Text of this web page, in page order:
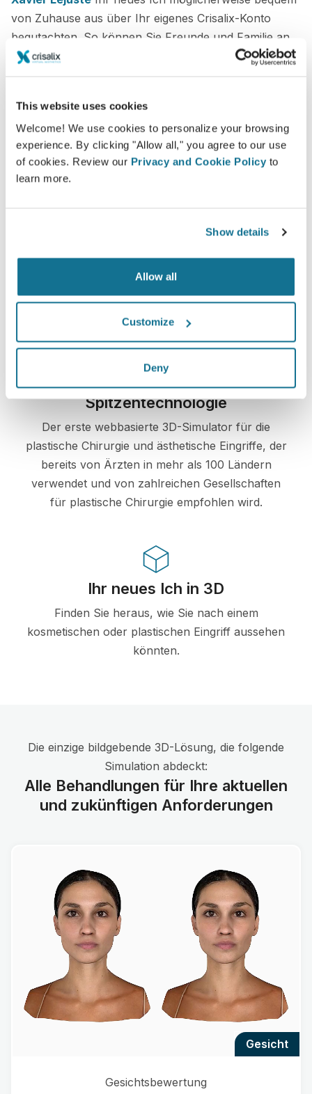
This website uses cookies
Welcome! We use cookies to personalize your browsing
experience. By clicking "Allow all," you agree to our use
of cookies. Review our Privacy and Cookie Policy to
learn more.
Show details
Allow all
Customize
Deny
von Zuhause aus über Ihr eigenes Crisalix-Konto
begutachten. So können Sie Freunde und Familie an
Ihrem potentiellen neuen Erscheinungsbild teilhaben
Lernen Sie Ihr neues Ich kennen!
Crisalix hat sich dazu verpflichtet, Ihre
Privatsphäre zu jeder Zeit zu schützen. Unsere
Server sind allesamt vollständig verschlüsselt,
wodurch die Sicherheit und der Schutz Ihrer
Daten garantiert werden.
Spitzentechnologie
Der erste webbasierte 3D-Simulator für die
plastische Chirurgie und ästhetische Eingriffe, der
bereits von Ärzten in mehr als 100 Ländern
verwendet und von zahlreichen Gesellschaften
für plastische Chirurgie empfohlen wird.
Ihr neues Ich in 3D
Finden Sie heraus, wie Sie nach einem
kosmetischen oder plastischen Eingriff aussehen
könnten.
Die einzige bildgebende 3D-Lösung, die folgende
Simulation abdeckt:
Alle Behandlungen für Ihre aktuellen
und zukünftigen Anforderungen
gesicht
Gesichtsbewertung